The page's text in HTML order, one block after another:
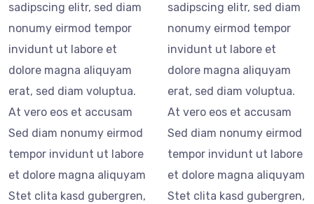
sadipscing elitr, sed diam
nonumy eirmod tempor
invidunt ut labore et
dolore magna aliquyam
erat, sed diam voluptua.
At vero eos et accusam
Sed diam nonumy eirmod
tempor invidunt ut labore
et dolore magna aliquyam
Stet clita kasd gubergren,
sadipscing elitr, sed diam
nonumy eirmod tempor
invidunt ut labore et
dolore magna aliquyam
erat, sed diam voluptua.
At vero eos et accusam
Sed diam nonumy eirmod
tempor invidunt ut labore
et dolore magna aliquyam
Stet clita kasd gubergren,